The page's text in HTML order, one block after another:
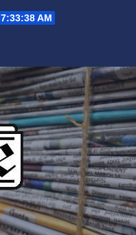
7:33:39 AM